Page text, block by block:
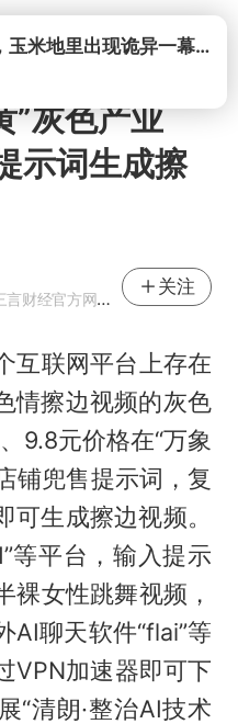
打开
”灰色产业
示词生成擦
言财经官方网易号
关注
互联网平台上存在
情擦边视频的灰色
9.8元价格在“万象
铺兜售提示词，复
生成擦边视频。
等平台，输入提示
裸女性跳舞视频，
AI聊天软件“flai”等
VPN加速器即可下
“清朗·整治AI技术